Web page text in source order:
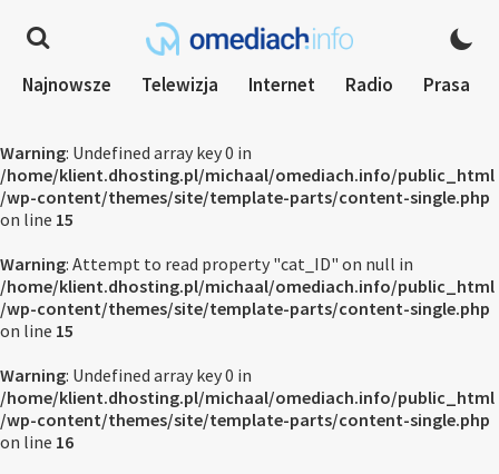
Najnowsze Telewizja Internet Radio Prasa
Warning: Undefined array key 0 in
/home/klient.dhosting.pl/michaal/omediach.info/public_html
/wp-content/themes/site/template-parts/content-single.php
on line 15
Warning: Attempt to read property "cat_ID" on null in
/home/klient.dhosting.pl/michaal/omediach.info/public_html
/wp-content/themes/site/template-parts/content-single.php
on line 15
Warning: Undefined array key 0 in
/home/klient.dhosting.pl/michaal/omediach.info/public_html
/wp-content/themes/site/template-parts/content-single.php
on line 16